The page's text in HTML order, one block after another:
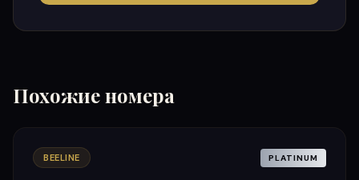
Похожие номера
BEELINE PLATINUM